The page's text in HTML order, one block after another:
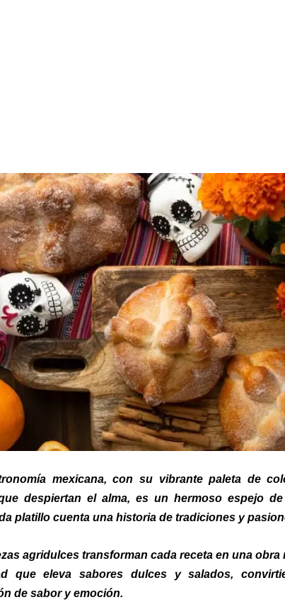
mexicana, con su vibrante paleta de
despiertan el alma, es un hermoso espejo
platillo cuenta una historia de tradiciones y
agridulces transforman cada receta en una obra
que eleva sabores dulces y salados,
de sabor y emoción.